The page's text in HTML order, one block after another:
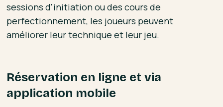
sessions d'initiation ou des cours de
perfectionnement, les joueurs peuvent
améliorer leur technique et leur jeu.
Réservation en ligne et via
application mobile